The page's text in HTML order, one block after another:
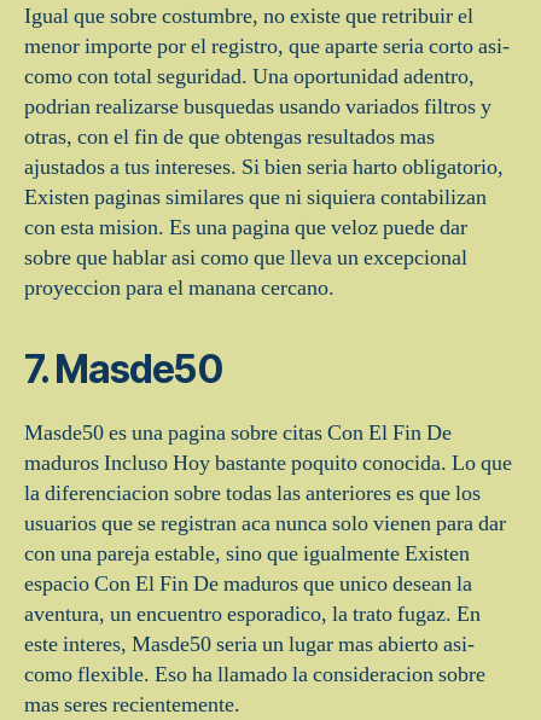
Igual que sobre costumbre, no existe que retribuir el
menor importe por el registro, que aparte seri­a corto asi­
como con total seguridad. Una oportunidad adentro,
podri­an realizarse busquedas usando variados filtros y
otras, con el fin de que obtengas resultados mas
ajustados a tus intereses. Si bien seri­a harto obligatorio,
Existen paginas similares que ni siquiera contabilizan
con esta mision. Es una pagina que veloz puede dar
sobre que hablar asi­ como que lleva un excepcional
proyeccion para el manana cercano.
7. Masde50
Masde50 es una pagina sobre citas Con El Fin De
maduros Incluso Hoy bastante poquito conocida. Lo que
la diferenciacion sobre todas las anteriores es que los
usuarios que se registran aca nunca solo vienen para dar
con una pareja estable, sino que igualmente Existen
espacio Con El Fin De maduros que unico desean la
aventura, un encuentro esporadico, la trato fugaz. En
este interes, Masde50 seri­a un lugar mas abierto asi­
como flexible. Eso ha llamado la consideracion sobre
mas seres recientemente.